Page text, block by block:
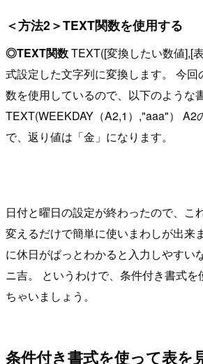
＜方法2＞TEXT関数を使用する
◎TEXT関数TEXT([変換したい数値],[
式設定した文字列に変換します。 今回
数を使用しているので、以下のような
TEXT(WEEKDAY（A2,1）,"aaa"） A2
で、返り値は「金」になります。
日付と曜日の設定が終わったので、こ
変えるだけで簡単に使いまわしが出来
に休日がぱっとわかると入力しやすい
ニ吉。 というわけで、条件付き書式を
ちゃいましょう。
条件付き書式を使って表を